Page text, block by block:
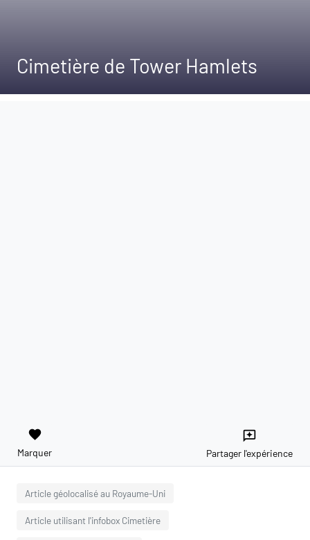
Cimetière de Tower Hamlets
favorite
Marquer
reviews
Partager l'expérience
Article géolocalisé au Royaume-Uni
Article utilisant l'infobox Cimetière